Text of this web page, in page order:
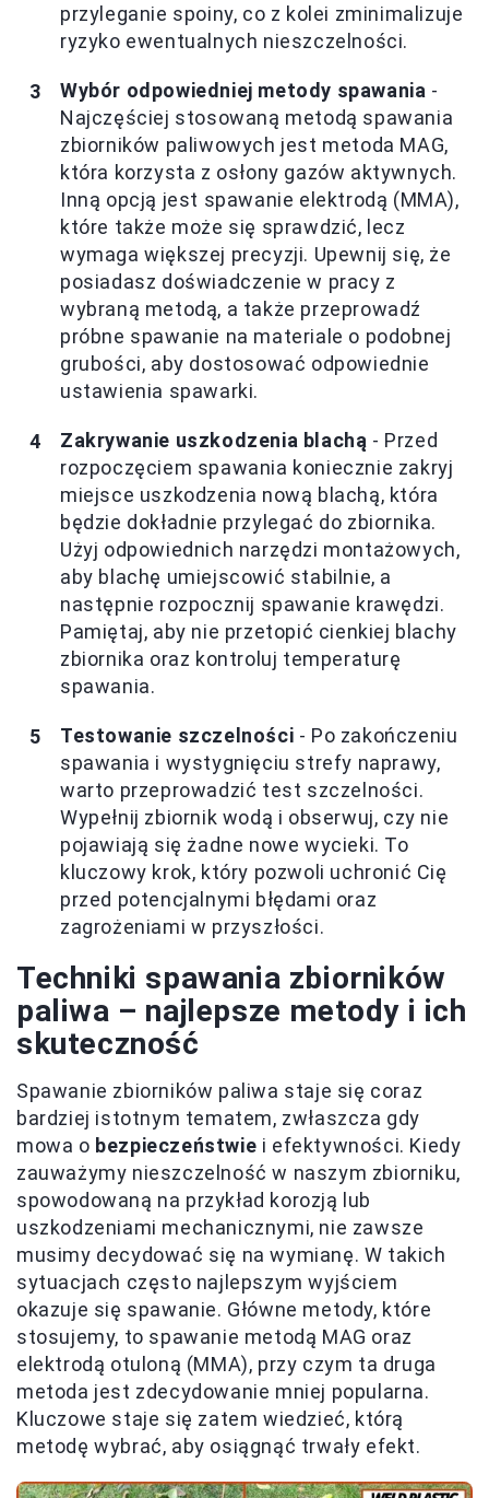
przyleganie spoiny, co z kolei zminimalizuje
ryzyko ewentualnych nieszczelności.
Wybór odpowiedniej metody spawania -
Najczęściej stosowaną metodą spawania
zbiorników paliwowych jest metoda MAG,
która korzysta z osłony gazów aktywnych.
Inną opcją jest spawanie elektrodą (MMA),
które także może się sprawdzić, lecz
wymaga większej precyzji. Upewnij się, że
posiadasz doświadczenie w pracy z
wybraną metodą, a także przeprowadź
próbne spawanie na materiale o podobnej
grubości, aby dostosować odpowiednie
ustawienia spawarki.
Zakrywanie uszkodzenia blachą - Przed
rozpoczęciem spawania koniecznie zakryj
miejsce uszkodzenia nową blachą, która
będzie dokładnie przylegać do zbiornika.
Użyj odpowiednich narzędzi montażowych,
aby blachę umiejscowić stabilnie, a
następnie rozpocznij spawanie krawędzi.
Pamiętaj, aby nie przetopić cienkiej blachy
zbiornika oraz kontroluj temperaturę
spawania.
Testowanie szczelności - Po zakończeniu
spawania i wystygnięciu strefy naprawy,
warto przeprowadzić test szczelności.
Wypełnij zbiornik wodą i obserwuj, czy nie
pojawiają się żadne nowe wycieki. To
kluczowy krok, który pozwoli uchronić Cię
przed potencjalnymi błędami oraz
zagrożeniami w przyszłości.
Techniki spawania zbiorników
paliwa – najlepsze metody i ich
skuteczność
Spawanie zbiorników paliwa staje się coraz
bardziej istotnym tematem, zwłaszcza gdy
mowa o bezpieczeństwie i efektywności. Kiedy
zauważymy nieszczelność w naszym zbiorniku,
spowodowaną na przykład korozją lub
uszkodzeniami mechanicznymi, nie zawsze
musimy decydować się na wymianę. W takich
sytuacjach często najlepszym wyjściem
okazuje się spawanie. Główne metody, które
stosujemy, to spawanie metodą MAG oraz
elektrodą otuloną (MMA), przy czym ta druga
metoda jest zdecydowanie mniej popularna.
Kluczowe staje się zatem wiedzieć, którą
metodę wybrać, aby osiągnąć trwały efekt.